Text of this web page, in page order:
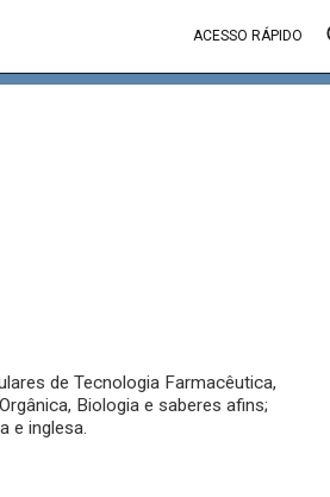
ACESSO RÁPIDO
de Tecnologia Farmacêutica,
Biologia e saberes afins;
e inglesa.